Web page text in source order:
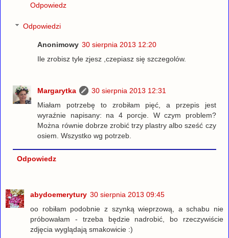
Odpowiedz
Odpowiedzi
Anonimowy 30 sierpnia 2013 12:20
Ile zrobisz tyle zjesz ,czepiasz się szczegolów.
Margarytka
30 sierpnia 2013 12:31
Miałam potrzebę to zrobiłam pięć, a przepis jest
wyraźnie napisany: na 4 porcje. W czym problem?
Można równie dobrze zrobić trzy plastry albo sześć czy
osiem. Wszystko wg potrzeb.
Odpowiedz
abydoemerytury 30 sierpnia 2013 09:45
oo robiłam podobnie z szynką wieprzową, a schabu nie
próbowałam - trzeba będzie nadrobić, bo rzeczywiście
zdjęcia wyglądają smakowicie :)